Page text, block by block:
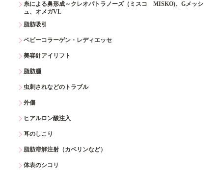
糸による鼻形成～クレオパトラノーズ（ミスコ MISKO)、Gメッシ
ュ、オメガVL
脂肪吸引
ベビーコラーゲン・レディエッセ
美容針アイリフト
脂肪腫
虫刺されなどのトラブル
外傷
ヒアルロン酸注入
耳のしこり
脂肪溶解注射（カベリンなど）
体表のシコリ